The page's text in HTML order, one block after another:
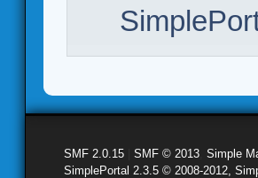
SMF 2.0.15 SMF © 2013 Simple
SimplePortal 2.3.5 © 2008-2012,